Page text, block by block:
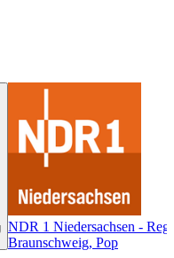
NDR 1 Niedersachsen -
Braunschweig, Pop